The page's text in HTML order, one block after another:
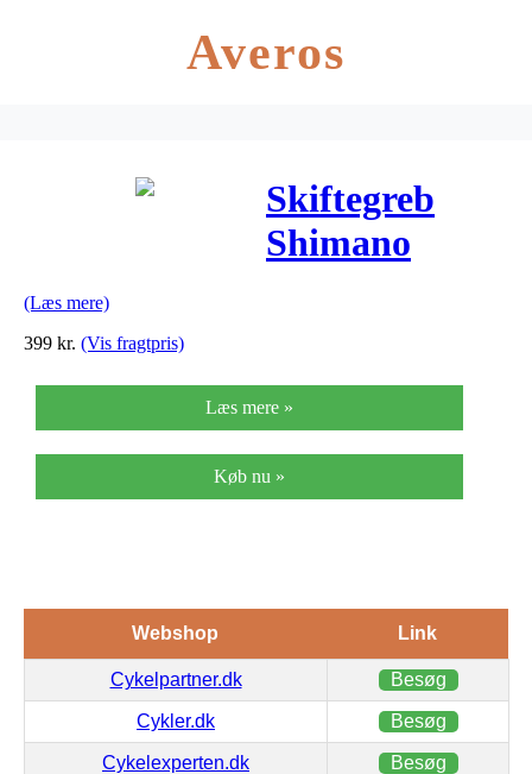
Averos
Skiftegreb
Shimano
SLM61
(Læs mere)
399 kr. (Vis fragtpris)
Læs mere »
Køb nu »
Webshop Link
Cykelpartner.dk Besøg
Cykler.dk Besøg
Cykelexperten.dk Besøg